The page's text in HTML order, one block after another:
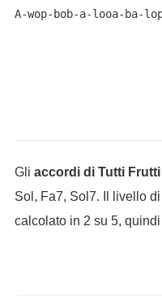
Gli accordi di Tutti Frutti
Sol, Fa7, Sol7. Il livello
calcolato in 2 su 5,